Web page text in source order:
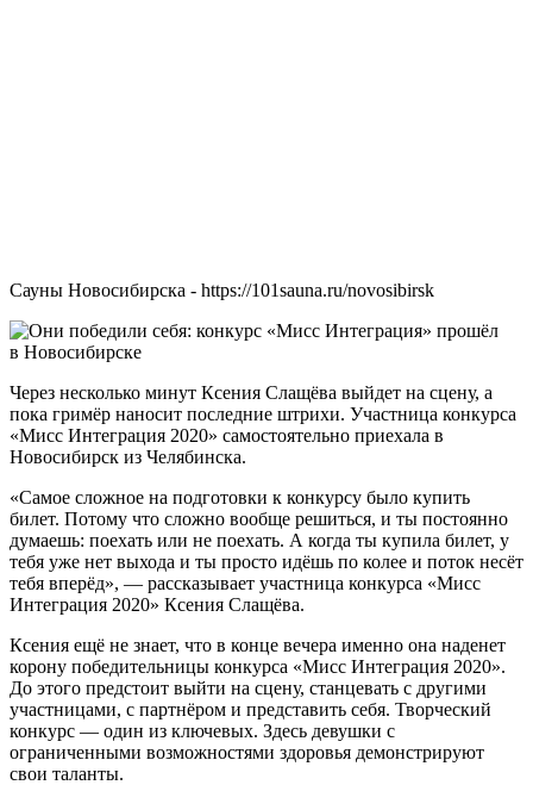
Сауны Новосибирска - https://101sauna.ru/novosibirsk
Через несколько минут Ксения Слащёва выйдет на сцену, а
пока гримёр наносит последние штрихи. Участница конкурса
«Мисс Интеграция 2020» самостоятельно приехала в
Новосибирск из Челябинска.
«Самое сложное на подготовки к конкурсу было купить
билет. Потому что сложно вообще решиться, и ты постоянно
думаешь: поехать или не поехать. А когда ты купила билет, у
тебя уже нет выхода и ты просто идёшь по колее и поток несёт
тебя вперёд», — рассказывает участница конкурса «Мисс
Интеграция 2020» Ксения Слащёва.
Ксения ещё не знает, что в конце вечера именно она наденет
корону победительницы конкурса «Мисс Интеграция 2020».
До этого предстоит выйти на сцену, станцевать с другими
участницами, с партнёром и представить себя. Творческий
конкурс — один из ключевых. Здесь девушки с
ограниченными возможностями здоровья демонстрируют
свои таланты.